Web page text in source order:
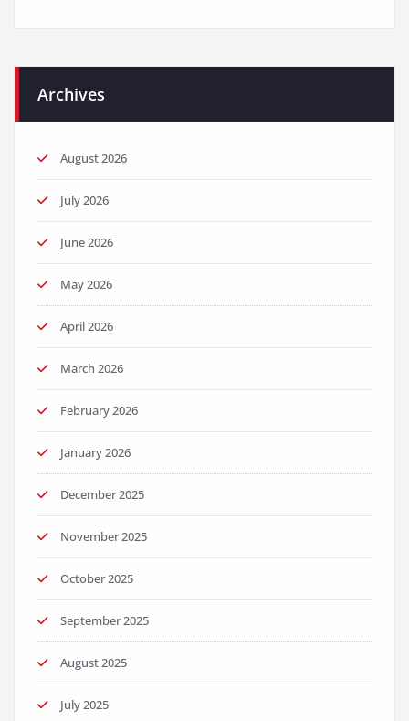
Archives
August 2026
July 2026
June 2026
May 2026
April 2026
March 2026
February 2026
January 2026
December 2025
November 2025
October 2025
September 2025
August 2025
July 2025